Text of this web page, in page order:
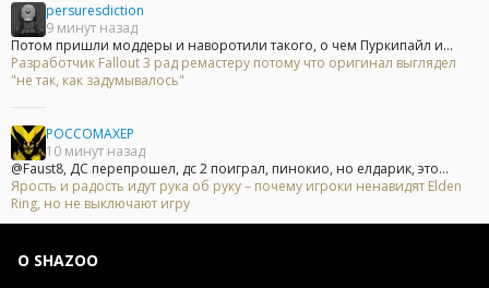
persuresdiction
9 минут назад
Потом пришли моддеры и наворотили такого, о чем Пуркипайл и...
Разработчик Fallout 3 рад ремастеру потому что оригинал выглядел
"не так, как задумывалось"
POCCOMAXEP
10 минут назад
@Faust8, ДС перепрошел, дс 2 поиграл, пинокио, но елдарик, это...
Ярость и радость идут рука об руку – почему игроки ненавидят Elden
Ring, но не выключают игру
О SHAZOO